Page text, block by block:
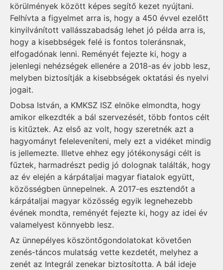
körülmények között képes segítő kezet nyújtani.
Felhívta a figyelmet arra is, hogy a 450 évvel ezelőtt
kinyilvánított vallásszabadság lehet jó példa arra is,
hogy a kisebbségek felé is fontos toleránsnak,
elfogadónak lenni. Reményét fejezte ki, hogy a
jelenlegi nehézségek ellenére a 2018-as év jobb lesz,
melyben biztosítják a kisebbségek oktatási és nyelvi
jogait.
Dobsa István, a KMKSZ ISZ elnöke elmondta, hogy
amikor elkezdték a bál szervezését, több fontos célt
is kitűztek. Az első az volt, hogy szeretnék azt a
hagyományt feleleveníteni, mely ezt a vidéket mindig
is jellemezte. Illetve ehhez egy jótékonysági célt is
fűztek, harmadrészt pedig jó dolognak találták, hogy
az év elején a kárpátaljai magyar fiatalok együtt,
közösségben ünnepelnek. A 2017-es esztendőt a
kárpátaljai magyar közösség egyik legnehezebb
évének mondta, reményét fejezte ki, hogy az idei év
valamelyest könnyebb lesz.
Az ünnepélyes köszöntőgondolatokat követően
zenés-táncos mulatság vette kezdetét, melyhez a
zenét az Integrál zenekar biztosította. A bál ideje